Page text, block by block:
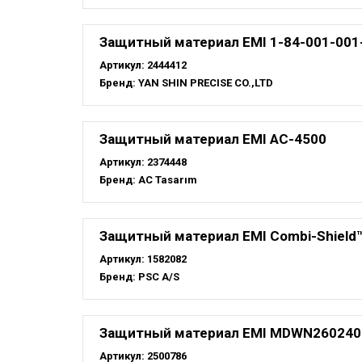
Защитный материал EMI 1-84-001-
Артикул: 2444412
Бренд: YAN SHIN PRECISE CO.,LTD
Защитный материал EMI AC-4500
Артикул: 2374448
Бренд: AC Tasarım
Защитный материал EMI Combi-
Артикул: 1582082
Бренд: PSC A/S
Защитный материал EMI MDWN260240
Артикул: 2500786